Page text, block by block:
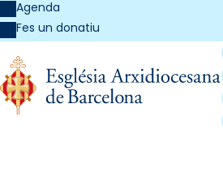
Agenda
Fes un donatiu